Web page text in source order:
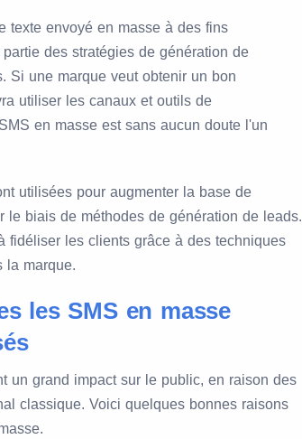
texte envoyé en masse à des fins
des stratégies de génération de
Si une marque veut obtenir un bon
utiliser les canaux et outils de
en masse est sans aucun doute l'un
utilisées pour augmenter la base de
biais de méthodes de génération de leads.
fidéliser les clients grâce à des techniques
la marque.
les SMS en masse
un grand impact sur le public, en raison des
classique. Voici quelques bonnes raisons